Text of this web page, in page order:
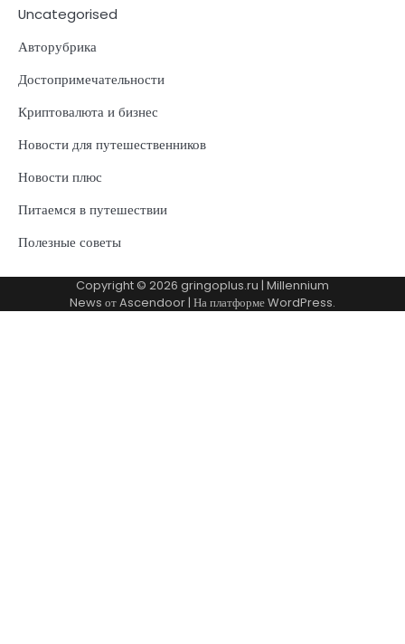
Uncategorised
Авторубрика
Достопримечательности
Криптовалюта и бизнес
Новости для путешественников
Новости плюс
Питаемся в путешествии
Полезные советы
Copyright © 2026 gringoplus.ru | Millennium
News отAscendoor | На платформеWordPress.